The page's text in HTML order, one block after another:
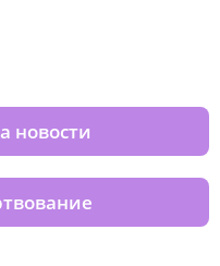
новости